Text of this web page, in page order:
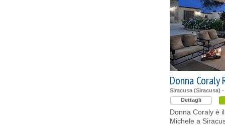
Donna Coraly
Siracusa (Siracusa) -
Dettagli
Donna Coraly è
Michele a